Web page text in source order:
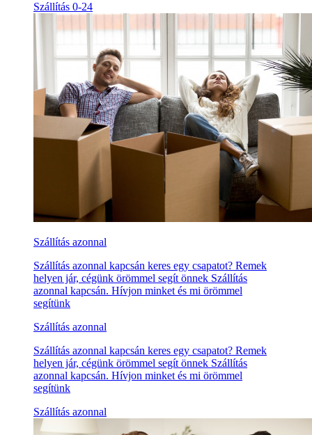
Szállítás 0-24
Szállítás azonnal
Szállítás azonnal kapcsán keres egy csapatot? Remek
helyen jár, cégünk örömmel segít önnek Szállítás
azonnal kapcsán. Hívjon minket és mi örömmel
segítünk
Szállítás azonnal
Szállítás azonnal kapcsán keres egy csapatot? Remek
helyen jár, cégünk örömmel segít önnek Szállítás
azonnal kapcsán. Hívjon minket és mi örömmel
segítünk
Szállítás azonnal